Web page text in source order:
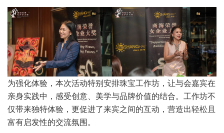
为强化体验，本次活动特别安排珠宝工作坊，让与会嘉宾在
亲身实践中，感受创意、美学与品牌价值的结合。工作坊不
仅带来独特体验，更促进了来宾之间的互动，营造出轻松且
富有启发性的交流氛围。